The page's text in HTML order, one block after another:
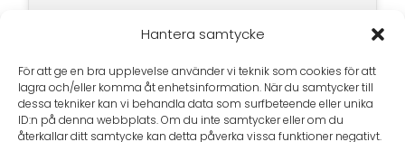
Hantera samtycke
För att ge en bra upplevelse använder vi teknik som cookies för att
lagra och/eller komma åt enhetsinformation. När du samtycker till
dessa tekniker kan vi behandla data som surfbeteende eller unika
ID:n på denna webbplats. Om du inte samtycker eller om du
återkallar ditt samtycke kan detta påverka vissa funktioner negativt.